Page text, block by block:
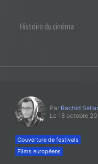
Histoire du cinéma
Par Rachid
Le 18 octobre
Couverture de festivals
Films européens